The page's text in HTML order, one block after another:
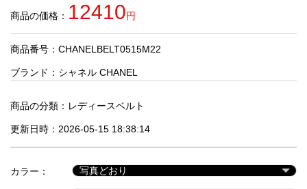
人
気
商
セ
ル
商品の価格： 12410円
商品番号：CHANELBELT0515M22
ブランド： シャネル CHANEL
商品の分類： レディースベルト
更新日時：2026-05-15 18:38:14
カラー：